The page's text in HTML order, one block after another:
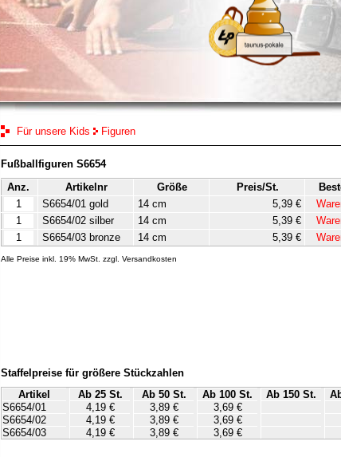
Für unsere Kids Figuren
Fußballfiguren S6654
Anz.
Artikelnr Größe Preis/St.
S6654/01 gold
14 cm 5,39 €
S6654/02 silber
14 cm 5,39 €
S6654/03 bronze
14 cm 5,39 €
Alle Preise inkl. 19% MwSt. zzgl. Versandkosten
Staffelpreise für größere Stückzahlen
Artikel
Ab 25 St. Ab 50 St. Ab 100 St. Ab 150 St.
S6654/01
4,19 € 3,89 € 3,69 €
S6654/02
4,19 € 3,89 € 3,69 €
S6654/03
4,19 € 3,89 € 3,69 €